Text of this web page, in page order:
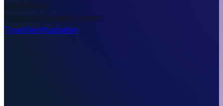
Lng-8.6497
TimezoneEurope/London
TypeKleinflughafen